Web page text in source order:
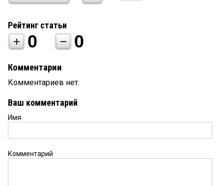
Рейтинг статьи
0 0
Комментарии
Комментариев нет.
Ваш комментарий
Имя
Комментарий